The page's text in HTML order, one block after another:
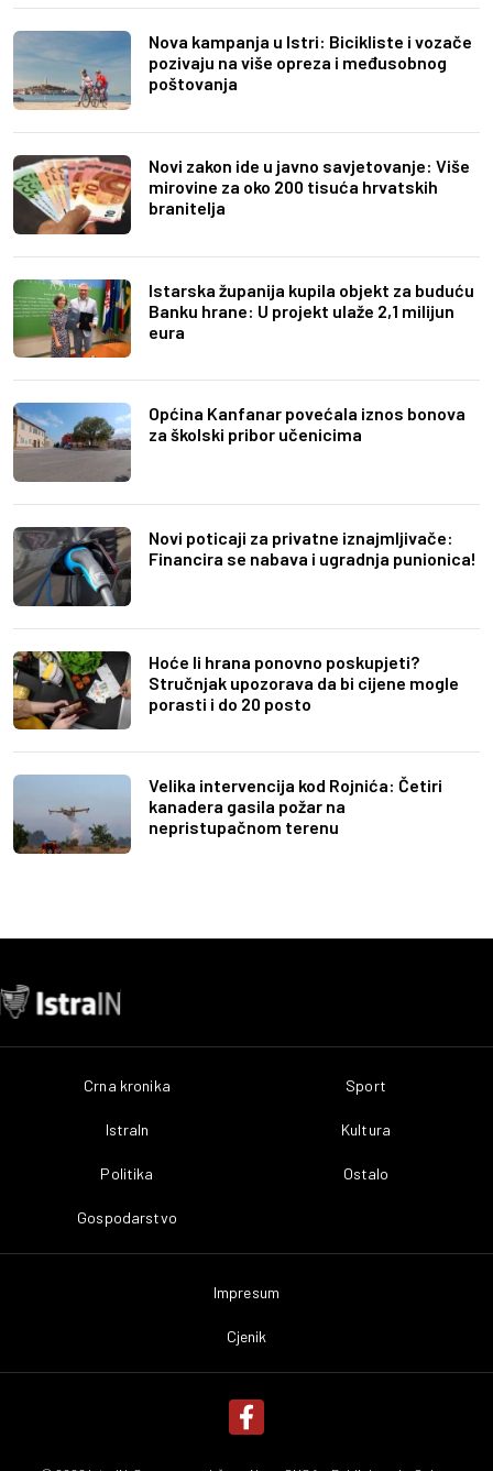
Nova kampanja u Istri: Bicikliste i vozače
pozivaju na više opreza i međusobnog
poštovanja
Novi zakon ide u javno savjetovanje: Više
mirovine za oko 200 tisuća hrvatskih
branitelja
Istarska županija kupila objekt za buduću
Banku hrane: U projekt ulaže 2,1 milijun
eura
Općina Kanfanar povećala iznos bonova
za školski pribor učenicima
Novi poticaji za privatne iznajmljivače:
Financira se nabava i ugradnja punionica!
Hoće li hrana ponovno poskupjeti?
Stručnjak upozorava da bi cijene mogle
porasti i do 20 posto
Velika intervencija kod Rojnića: Četiri
kanadera gasila požar na
nepristupačnom terenu
Crna kronika
IstraIn
Politika
Gospodarstvo
Sport
Kultura
Ostalo
Impresum
Cjenik